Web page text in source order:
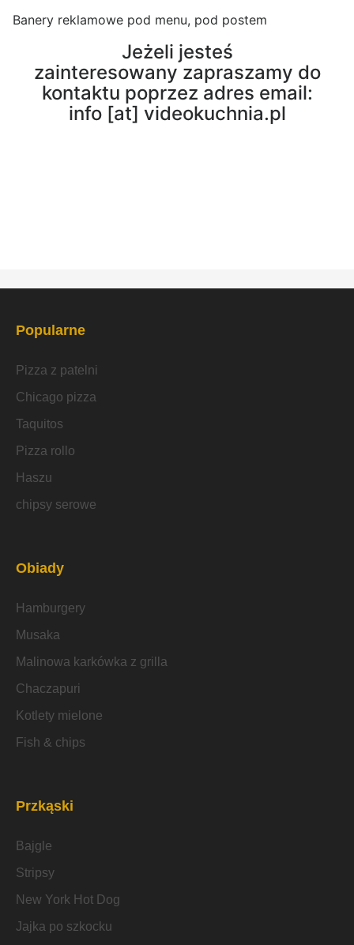
Banery reklamowe pod menu, pod postem
Jeżeli jesteś
zainteresowany zapraszamy do
kontaktu poprzez adres email:
info [at] videokuchnia.pl
Popularne
Pizza z patelni
Chicago pizza
Taquitos
Pizza rollo
Haszu
chipsy serowe
Obiady
Hamburgery
Musaka
Malinowa karkówka z grilla
Chaczapuri
Kotlety mielone
Fish & chips
Przkąski
Bajgle
Stripsy
New York Hot Dog
Jajka po szkocku